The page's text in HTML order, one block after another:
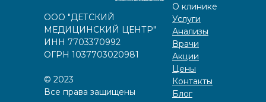
ООО "ДЕТСКИЙ
МЕДИЦИНСКИЙ ЦЕНТР"
ИНН 7703370992
ОГРН 1037703020981
©️ 2023
Все права защищены
О клинике
Услуги
Анализы
Врачи
Акции
Цены
Контакты
Блог